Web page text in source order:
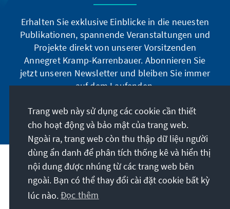
Erhalten Sie exklusive Einblicke in die neuesten
Publikationen, spannende Veranstaltungen und
Projekte direkt von unserer Vorsitzenden
Annegret Kramp-Karrenbauer. Abonnieren Sie
jetzt unseren Newsletter und bleiben Sie immer
auf dem Laufenden.
Jetzt abonnieren
Sứ mệnh của chúng tôi
Liên hệ
Trang web này sử dụng các cookie cần thiết
cho hoạt động và bảo mật của trang web.
Ngoài ra, trang web còn thu thập dữ liệu người
dùng ẩn danh để phân tích thống kê và hiển thị
nội dung được nhúng từ các trang web bên
ngoài. Bạn có thể thay đổi cài đặt cookie bất kỳ
lúc nào.Đọc thêm